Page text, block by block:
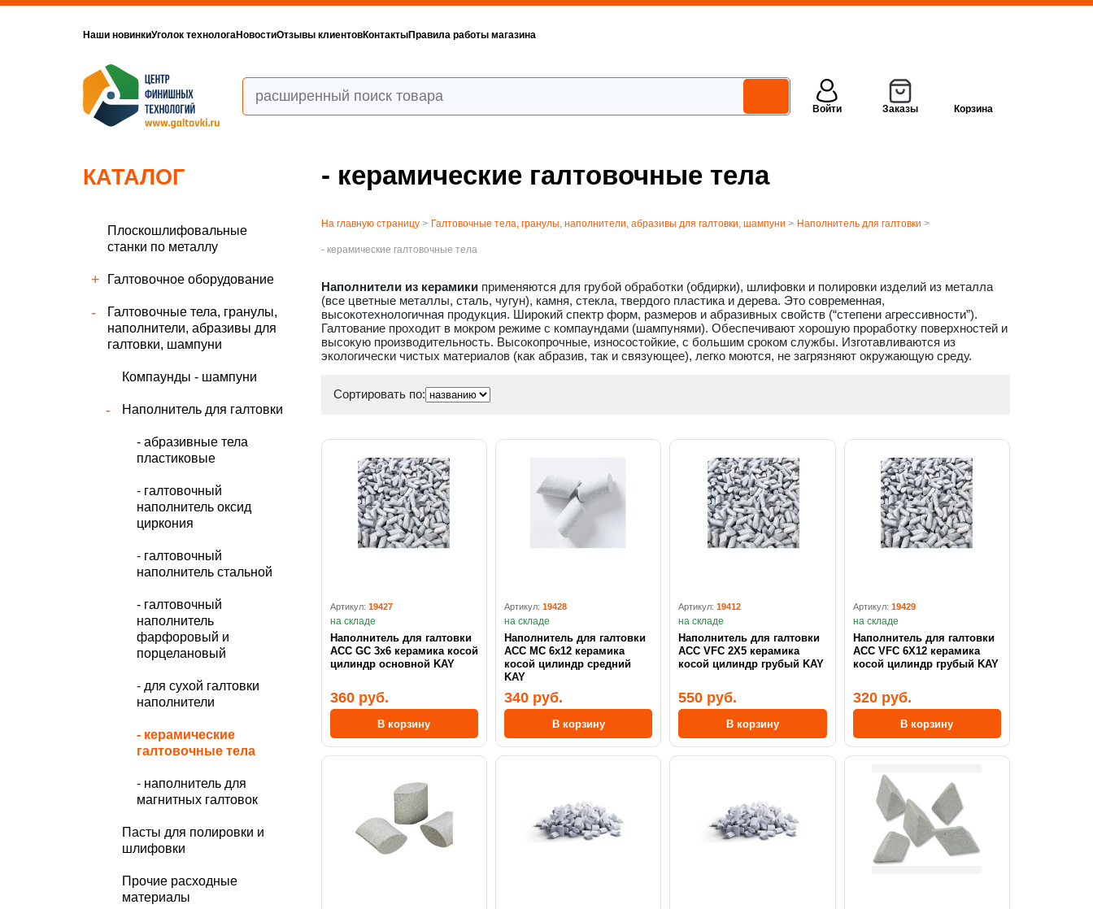
Наши новинкиУголок технологаНовостиОтзывы клиентовКонтактыПравила работы магазина
Войти Заказы Корзина
КАТАЛОГ
Плоскошлифовальные
станки по металлу
Галтовочное оборудование
Галтовочные тела, гранулы,
наполнители, абразивы для
галтовки, шампуни
Компаунды - шампуни
Наполнитель для галтовки
- абразивные тела
пластиковые
- галтовочный
наполнитель оксид
циркония
- галтовочный
наполнитель стальной
- галтовочный
наполнитель
фарфоровый и
порцелановый
- для сухой галтовки
наполнители
- керамические
галтовочные тела
- наполнитель для
магнитных галтовок
Пасты для полировки и
шлифовки
Прочие расходные
материалы
- керамические галтовочные тела
На главную страницу> Галтовочные тела, гранулы, наполнители, абразивы для галтовки, шампуни > Наполнитель для галтовки >
- керамические галтовочные тела
Наполнители из керамикиприменяются для грубой обработки (обдирки), шлифовки и полировки изделий из металла
(все цветные металлы, сталь, чугун), камня, стекла, твердого пластика и дерева. Это современная,
высокотехнологичная продукция. Широкий спектр форм, размеров и абразивных свойств (“степени агрессивности”).
Галтование проходит в мокром режиме с компаундами (шампунями). Обеспечивают хорошую проработку поверхностей и
высокую производительность. Высокопрочные, износостойкие, с большим сроком службы. Изготавливаются из
экологически чистых материалов (как абразив, так и связующее), легко моются, не загрязняют окружающую среду.
Сортировать по:
Артикул: 19427
на складе
Наполнитель для галтовки
ACC GC 3x6 керамика косой
цилиндр основной KAY
360 руб.
В корзину
Артикул: 19428
на складе
Наполнитель для галтовки
ACC MC 6x12 керамика
косой цилиндр средний
KAY
340 руб.
В корзину
Артикул:19412
на складе
Наполнитель для галтовки
ACC VFC 2X5 керамика
косой цилиндр грубый KAY
550 руб.
В корзину
Артикул: 19429
на складе
Наполнитель для галтовки
ACC VFC 6X12 керамика
косой цилиндр грубый KAY
320 руб.
В корзину